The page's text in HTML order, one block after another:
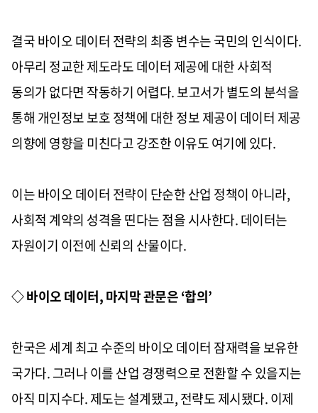
결국 바이오 데이터 전략의 최종 변수는 국민의 인식이다.
아무리 정교한 제도라도 데이터 제공에 대한 사회적
동의가 없다면 작동하기 어렵다. 보고서가 별도의 분석을
통해 개인정보 보호 정책에 대한 정보 제공이 데이터 제공
의향에 영향을 미친다고 강조한 이유도 여기에 있다.
이는 바이오 데이터 전략이 단순한 산업 정책이 아니라,
사회적 계약의 성격을 띤다는 점을 시사한다. 데이터는
자원이기 이전에 신뢰의 산물이다.
◇ 바이오 데이터, 마지막 관문은 ‘합의’
한국은 세계 최고 수준의 바이오 데이터 잠재력을 보유한
국가다. 그러나 이를 산업 경쟁력으로 전환할 수 있을지는
아직 미지수다. 제도는 설계됐고, 전략도 제시됐다. 이제